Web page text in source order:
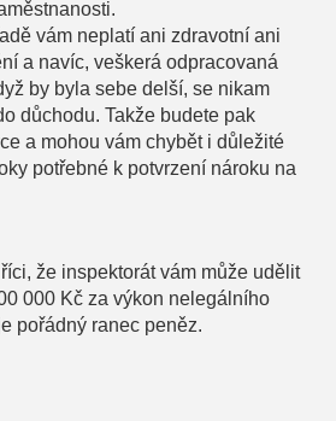
vám neplatí ani zdravotní ani
a navíc, veškerá odpracovaná
by byla sebe delší, se nikam
důchodu. Takže budete pak
a mohou vám chybět i důležité
potřebné k potvrzení nároku na
že inspektorát vám může udělit
000 Kč za výkon nelegálního
pořádný ranec peněz.